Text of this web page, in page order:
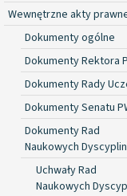
Wewnętrzne akty
Dokumenty ogólne
Dokumenty Rektora
Dokumenty Rady
Dokumenty Senatu
Dokumenty Rad
Naukowych Dyscyplin
Uchwały Rad
Naukowych